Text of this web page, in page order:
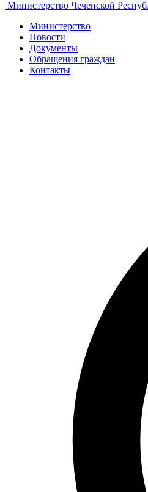
Министерство Чеченской
Министерство
Новости
Документы
Обращения граждан
Контакты